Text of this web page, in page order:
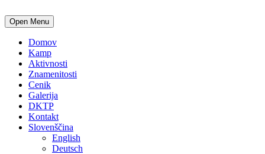
Open Menu
Domov
Kamp
Aktivnosti
Znamenitosti
Cenik
Galerija
DKTP
Kontakt
Slovenščina
English
Deutsch